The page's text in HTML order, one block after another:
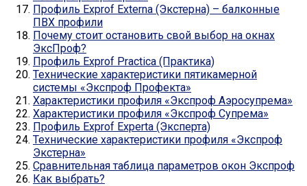
Профиль Exprof Externa (Экстерна) – балконные
ПВХ профили
Почему стоит остановить свой выбор на окнах
ЭксПроф?
Профиль Exprof Practica (Практика)
Технические характеристики пятикамерной
системы «Экспроф Профекта»
Характеристики профиля «Экспроф Аэросупрема»
Характеристики профиля «Экспроф Супрема»
Профиль Exprof Experta (Эксперта)
Технические характеристики профиля «Экспроф
Экстерна»
Сравнительная таблица параметров окон Экспроф
Как выбрать?